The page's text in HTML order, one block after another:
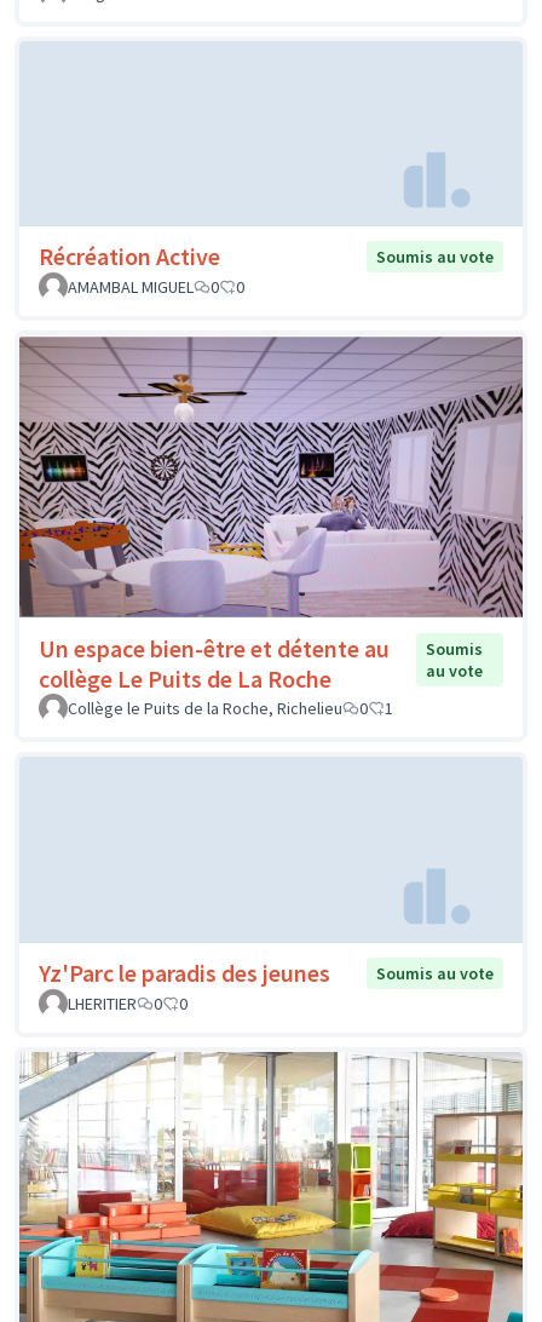
Récréation Active
Soumis au vote
AMAMBAL MIGUEL
0 0
Un espace bien-être et détente au
collège Le Puits de La Roche
Soumis
au vote
Collège le Puits de la Roche, Richelieu
0 1
Yz'Parc le paradis des jeunes
Soumis au vote
LHERITIER
0 0